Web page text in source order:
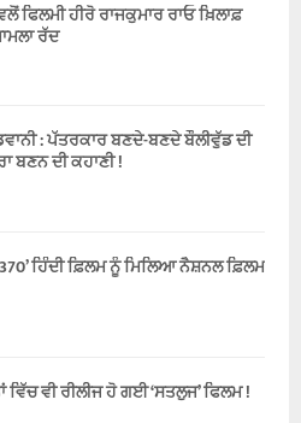
ਫਿਲਮੀ ਹੀਰੋ ਰਾਜਕੁਮਾਰ ਰਾਓ ਖ਼ਿਲਾਫ਼
ਰੱਦ
: ਪੱਤਰਕਾਰ ਬਣਦੇ-ਬਣਦੇ ਬੌਲੀਵੁੱਡ ਦੀ
ਬਣਨ ਦੀ ਕਹਾਣੀ !
ਹਿੰਦੀ ਫ਼ਿਲਮ ਨੂੰ ਮਿਲਿਆ ਨੈਸ਼ਨਲ ਫ਼ਿਲਮ
ਵਿੱਚ ਵੀ ਰੀਲੀਜ ਹੋ ਗਈ ‘ਸਤਲੁਜ’ ਫਿਲਮ !